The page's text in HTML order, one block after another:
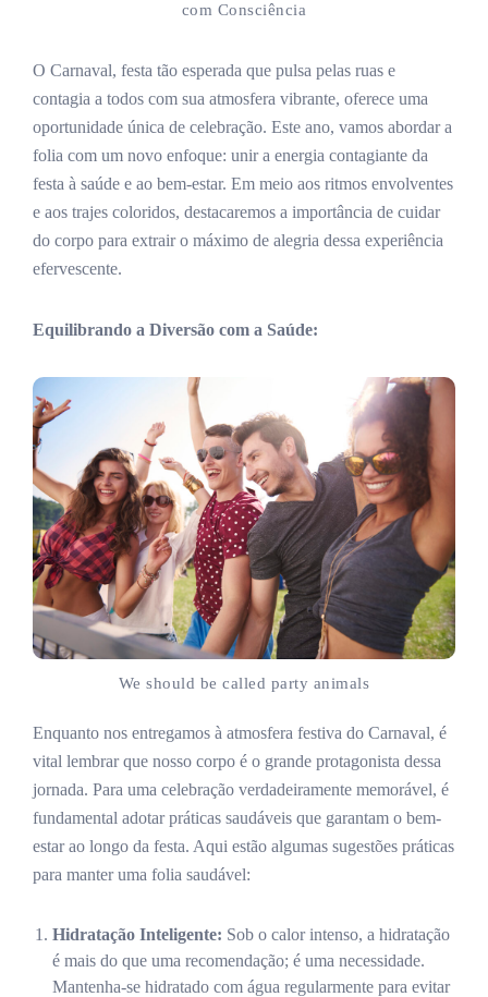
com Consciência
O Carnaval, festa tão esperada que pulsa pelas ruas e
contagia a todos com sua atmosfera vibrante, oferece uma
oportunidade única de celebração. Este ano, vamos abordar a
folia com um novo enfoque: unir a energia contagiante da
festa à saúde e ao bem-estar. Em meio aos ritmos envolventes
e aos trajes coloridos, destacaremos a importância de cuidar
do corpo para extrair o máximo de alegria dessa experiência
efervescente.
Equilibrando a Diversão com a Saúde:
We should be called party animals
Enquanto nos entregamos à atmosfera festiva do Carnaval, é
vital lembrar que nosso corpo é o grande protagonista dessa
jornada. Para uma celebração verdadeiramente memorável, é
fundamental adotar práticas saudáveis que garantam o bem-
estar ao longo da festa. Aqui estão algumas sugestões práticas
para manter uma folia saudável:
Hidratação Inteligente: Sob o calor intenso, a hidratação
é mais do que uma recomendação; é uma necessidade.
Mantenha-se hidratado com água regularmente para evitar